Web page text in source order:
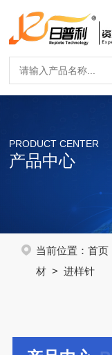
PRODUCT CENTER
产品中心
当前位置： 首页
材> 进样针